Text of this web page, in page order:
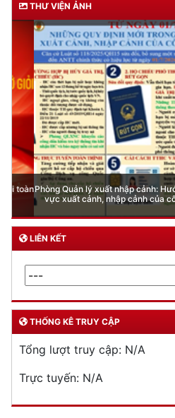
Cấp thẻ Căn cước công dân
Quản lý ngành nghề kinh
Đăng ký, quản lý con dấu
Quản lý xuất nhập cảnh
Phòng cháy chữa cháy
Đơn vị thực hiện
THƯ VIỆN ẢNH
vực xuất cảnh, nhập cảnh của công